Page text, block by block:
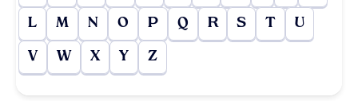
L M N O P Q R S T U
V W X Y Z